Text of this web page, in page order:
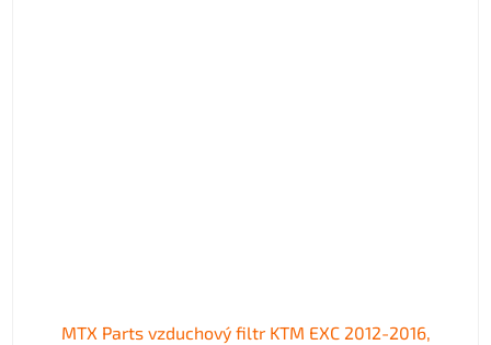
MTX Parts vzduchový filtr KTM EXC 2012-2016,